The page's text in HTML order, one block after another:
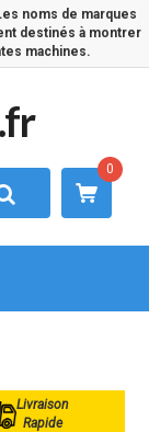
noms de marques
destinés à montrer
machines.
0
Livraison
Rapide